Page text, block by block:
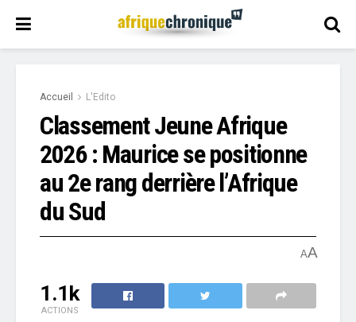
Accueil L'Edito
Classement Jeune Afrique
2026 : Maurice se positionne
au 2e rang derrière l’Afrique
du Sud
AA
1.1k
ACTIONS